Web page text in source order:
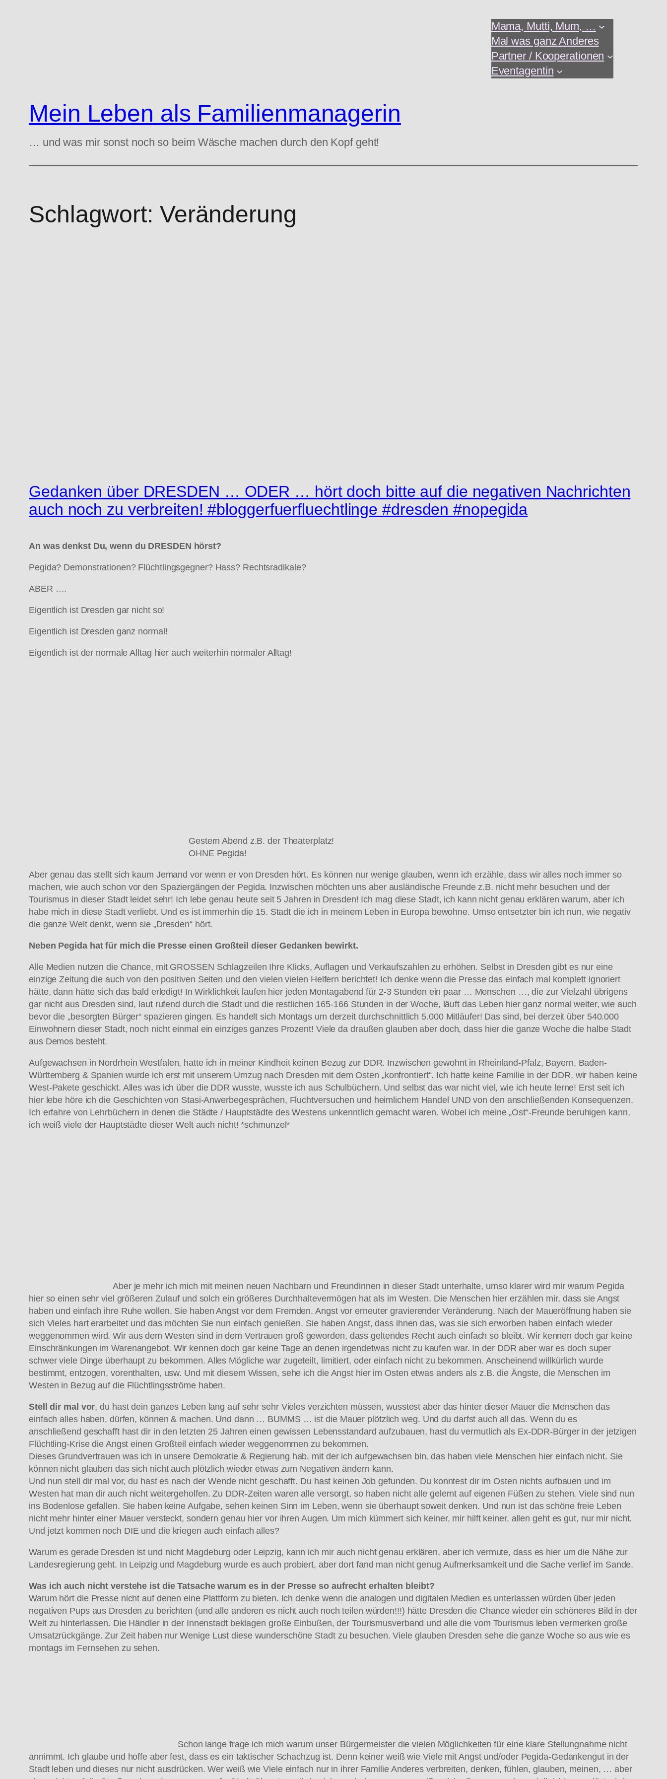
Mein Leben als Familienmanagerin
… und was mir sonst noch so beim Wäsche machen durch den Kopf geht!
Mama, Mutti, Mum, …
Mal was ganz Anderes
Partner / Kooperationen
Eventagentin
Schlagwort: Veränderung
Gedanken über DRESDEN … ODER … hört doch bitte auf die negativen Nachrichten
auch noch zu verbreiten! #bloggerfuerfluechtlinge #dresden #nopegida
An was denkst Du, wenn du DRESDEN hörst?
Pegida? Demonstrationen? Flüchtlingsgegner? Hass? Rechtsradikale?
ABER ….
Eigentlich ist Dresden gar nicht so!
Eigentlich ist Dresden ganz normal!
Eigentlich ist der normale Alltag hier auch weiterhin normaler Alltag!
Gestern Abend z.B. der Theaterplatz!
OHNE Pegida!
Aber genau das stellt sich kaum Jemand vor wenn er von Dresden hört. Es können nur wenige glauben, wenn ich erzähle, dass wir alles noch immer so
machen, wie auch schon vor den Spaziergängen der Pegida. Inzwischen möchten uns aber ausländische Freunde z.B. nicht mehr besuchen und der
Tourismus in dieser Stadt leidet sehr! Ich lebe genau heute seit 5 Jahren in Dresden! Ich mag diese Stadt, ich kann nicht genau erklären warum, aber ich
habe mich in diese Stadt verliebt. Und es ist immerhin die 15. Stadt die ich in meinem Leben in Europa bewohne. Umso entsetzter bin ich nun, wie negativ
die ganze Welt denkt, wenn sie „Dresden“ hört.
Neben Pegida hat für mich die Presse einen Großteil dieser Gedanken bewirkt.
Alle Medien nutzen die Chance, mit GROSSEN Schlagzeilen Ihre Klicks, Auflagen und Verkaufszahlen zu erhöhen. Selbst in Dresden gibt es nur eine
einzige Zeitung die auch von den positiven Seiten und den vielen vielen Helfern berichtet! Ich denke wenn die Presse das einfach mal komplett ignoriert
hätte, dann hätte sich das bald erledigt! In Wirklichkeit laufen hier jeden Montagabend für 2-3 Stunden ein paar … Menschen …, die zur Vielzahl übrigens
gar nicht aus Dresden sind, laut rufend durch die Stadt und die restlichen 165-166 Stunden in der Woche, läuft das Leben hier ganz normal weiter, wie auch
bevor die „besorgten Bürger“ spazieren gingen. Es handelt sich Montags um derzeit durchschnittlich 5.000 Mitläufer! Das sind, bei derzeit über 540.000
Einwohnern dieser Stadt, noch nicht einmal ein einziges ganzes Prozent! Viele da draußen glauben aber doch, dass hier die ganze Woche die halbe Stadt
aus Demos besteht.
Aufgewachsen in Nordrhein Westfalen, hatte ich in meiner Kindheit keinen Bezug zur DDR. Inzwischen gewohnt in Rheinland-Pfalz, Bayern, Baden-
Württemberg & Spanien wurde ich erst mit unserem Umzug nach Dresden mit dem Osten „konfrontiert“. Ich hatte keine Familie in der DDR, wir haben keine
West-Pakete geschickt. Alles was ich über die DDR wusste, wusste ich aus Schulbüchern. Und selbst das war nicht viel, wie ich heute lerne! Erst seit ich
hier lebe höre ich die Geschichten von Stasi-Anwerbegesprächen, Fluchtversuchen und heimlichem Handel UND von den anschließenden Konsequenzen.
Ich erfahre von Lehrbüchern in denen die Städte / Hauptstädte des Westens unkenntlich gemacht waren. Wobei ich meine „Ost“-Freunde beruhigen kann,
ich weiß viele der Hauptstädte dieser Welt auch nicht! *schmunzel*
Aber je mehr ich mich mit meinen neuen Nachbarn und Freundinnen in dieser Stadt unterhalte, umso klarer wird mir warum Pegida
hier so einen sehr viel größeren Zulauf und solch ein größeres Durchhaltevermögen hat als im Westen. Die Menschen hier erzählen mir, dass sie Angst
haben und einfach ihre Ruhe wollen. Sie haben Angst vor dem Fremden. Angst vor erneuter gravierender Veränderung. Nach der Maueröffnung haben sie
sich Vieles hart erarbeitet und das möchten Sie nun einfach genießen. Sie haben Angst, dass ihnen das, was sie sich erworben haben einfach wieder
weggenommen wird. Wir aus dem Westen sind in dem Vertrauen groß geworden, dass geltendes Recht auch einfach so bleibt. Wir kennen doch gar keine
Einschränkungen im Warenangebot. Wir kennen doch gar keine Tage an denen irgendetwas nicht zu kaufen war. In der DDR aber war es doch super
schwer viele Dinge überhaupt zu bekommen. Alles Mögliche war zugeteilt, limitiert, oder einfach nicht zu bekommen. Anscheinend willkürlich wurde
bestimmt, entzogen, vorenthalten, usw. Und mit diesem Wissen, sehe ich die Angst hier im Osten etwas anders als z.B. die Ängste, die Menschen im
Westen in Bezug auf die Flüchtlingsströme haben.
Stell dir mal vor, du hast dein ganzes Leben lang auf sehr sehr Vieles verzichten müssen, wusstest aber das hinter dieser Mauer die Menschen das
einfach alles haben, dürfen, können & machen. Und dann … BUMMS … ist die Mauer plötzlich weg. Und du darfst auch all das. Wenn du es
anschließend geschafft hast dir in den letzten 25 Jahren einen gewissen Lebensstandard aufzubauen, hast du vermutlich als Ex-DDR-Bürger in der jetzigen
Flüchtling-Krise die Angst einen Großteil einfach wieder weggenommen zu bekommen.
Dieses Grundvertrauen was ich in unsere Demokratie & Regierung hab, mit der ich aufgewachsen bin, das haben viele Menschen hier einfach nicht. Sie
können nicht glauben das sich nicht auch plötzlich wieder etwas zum Negativen ändern kann.
Und nun stell dir mal vor, du hast es nach der Wende nicht geschafft. Du hast keinen Job gefunden. Du konntest dir im Osten nichts aufbauen und im
Westen hat man dir auch nicht weitergeholfen. Zu DDR-Zeiten waren alle versorgt, so haben nicht alle gelernt auf eigenen Füßen zu stehen. Viele sind nun
ins Bodenlose gefallen. Sie haben keine Aufgabe, sehen keinen Sinn im Leben, wenn sie überhaupt soweit denken. Und nun ist das schöne freie Leben
nicht mehr hinter einer Mauer versteckt, sondern genau hier vor ihren Augen. Um mich kümmert sich keiner, mir hilft keiner, allen geht es gut, nur mir nicht.
Und jetzt kommen noch DIE und die kriegen auch einfach alles?
Warum es gerade Dresden ist und nicht Magdeburg oder Leipzig, kann ich mir auch nicht genau erklären, aber ich vermute, dass es hier um die Nähe zur
Landesregierung geht. In Leipzig und Magdeburg wurde es auch probiert, aber dort fand man nicht genug Aufmerksamkeit und die Sache verlief im Sande.
Was ich auch nicht verstehe ist die Tatsache warum es in der Presse so aufrecht erhalten bleibt?
Warum hört die Presse nicht auf denen eine Plattform zu bieten. Ich denke wenn die analogen und digitalen Medien es unterlassen würden über jeden
negativen Pups aus Dresden zu berichten (und alle anderen es nicht auch noch teilen würden!!!) hätte Dresden die Chance wieder ein schöneres Bild in der
Welt zu hinterlassen. Die Händler in der Innenstadt beklagen große Einbußen, der Tourismusverband und alle die vom Tourismus leben vermerken große
Umsatzrückgänge. Zur Zeit haben nur Wenige Lust diese wunderschöne Stadt zu besuchen. Viele glauben Dresden sehe die ganze Woche so aus wie es
montags im Fernsehen zu sehen.
Schon lange frage ich mich warum unser Bürgermeister die vielen Möglichkeiten für eine klare Stellungnahme nicht
annimmt. Ich glaube und hoffe aber fest, dass es ein taktischer Schachzug ist. Denn keiner weiß wie Viele mit Angst und/oder Pegida-Gedankengut in der
Stadt leben und dieses nur nicht ausdrücken. Wer weiß wie Viele einfach nur in ihrer Familie Anderes verbreiten, denken, fühlen, glauben, meinen, … aber